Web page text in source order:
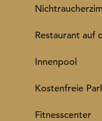
Restaurant auf
Innenpool
Kostenfreie
Fitnesscenter